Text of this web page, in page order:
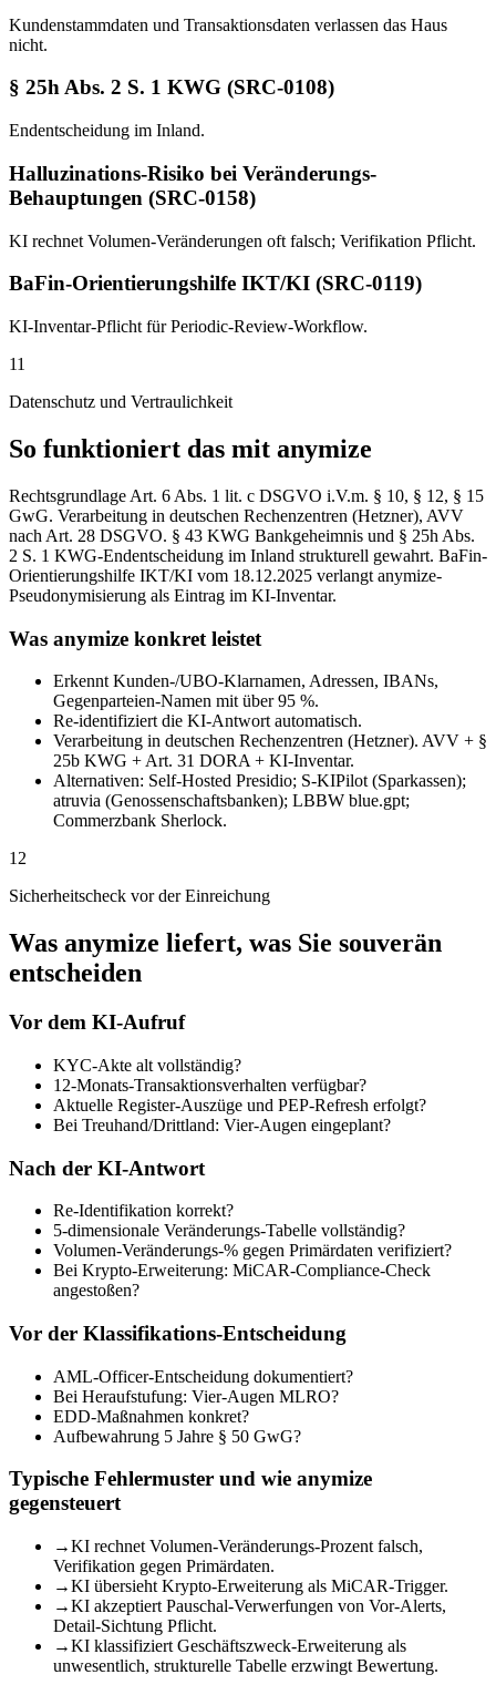
Kundenstammdaten und Transaktionsdaten verlassen das Haus
nicht.
§ 25h Abs. 2 S. 1 KWG (SRC-0108)
Endentscheidung im Inland.
Halluzinations-Risiko bei Veränderungs-
Behauptungen (SRC-0158)
KI rechnet Volumen-Veränderungen oft falsch; Verifikation Pflicht.
BaFin-Orientierungshilfe IKT/KI (SRC-0119)
KI-Inventar-Pflicht für Periodic-Review-Workflow.
11
Datenschutz und Vertraulichkeit
So funktioniert das mit anymize
Rechtsgrundlage Art. 6 Abs. 1 lit. c DSGVO i.V.m. § 10, § 12, § 15
GwG. Verarbeitung in deutschen Rechenzentren (Hetzner), AVV
nach Art. 28 DSGVO. § 43 KWG Bankgeheimnis und § 25h Abs.
2 S. 1 KWG-Endentscheidung im Inland strukturell gewahrt. BaFin-
Orientierungshilfe IKT/KI vom 18.12.2025 verlangt anymize-
Pseudonymisierung als Eintrag im KI-Inventar.
Was anymize konkret leistet
Erkennt Kunden-/UBO-Klarnamen, Adressen, IBANs,
Gegenparteien-Namen mit über 95 %.
Re-identifiziert die KI-Antwort automatisch.
Verarbeitung in deutschen Rechenzentren (Hetzner). AVV + §
25b KWG + Art. 31 DORA + KI-Inventar.
Alternativen: Self-Hosted Presidio; S-KIPilot (Sparkassen);
atruvia (Genossenschaftsbanken); LBBW blue.gpt;
Commerzbank Sherlock.
12
Sicherheitscheck vor der Einreichung
Was anymize liefert, was Sie souverän
entscheiden
Vor dem KI-Aufruf
KYC-Akte alt vollständig?
12-Monats-Transaktionsverhalten verfügbar?
Aktuelle Register-Auszüge und PEP-Refresh erfolgt?
Bei Treuhand/Drittland: Vier-Augen eingeplant?
Nach der KI-Antwort
Re-Identifikation korrekt?
5-dimensionale Veränderungs-Tabelle vollständig?
Volumen-Veränderungs-% gegen Primärdaten verifiziert?
Bei Krypto-Erweiterung: MiCAR-Compliance-Check
angestoßen?
Vor der Klassifikations-Entscheidung
AML-Officer-Entscheidung dokumentiert?
Bei Heraufstufung: Vier-Augen MLRO?
EDD-Maßnahmen konkret?
Aufbewahrung 5 Jahre § 50 GwG?
Typische Fehlermuster und wie anymize
gegensteuert
→KI rechnet Volumen-Veränderungs-Prozent falsch,
Verifikation gegen Primärdaten.
→KI übersieht Krypto-Erweiterung als MiCAR-Trigger.
→KI akzeptiert Pauschal-Verwerfungen von Vor-Alerts,
Detail-Sichtung Pflicht.
→KI klassifiziert Geschäftszweck-Erweiterung als
unwesentlich, strukturelle Tabelle erzwingt Bewertung.